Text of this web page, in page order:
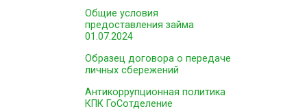
Общие условия
предоставления займа
01.07.2024
Образец договора о передаче
личных сбережений
Антикоррупционная политика
КПК ГоСотделение